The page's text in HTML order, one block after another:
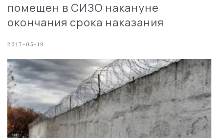
помещен в СИЗО накануне
окончания срока наказания
2017-05-19